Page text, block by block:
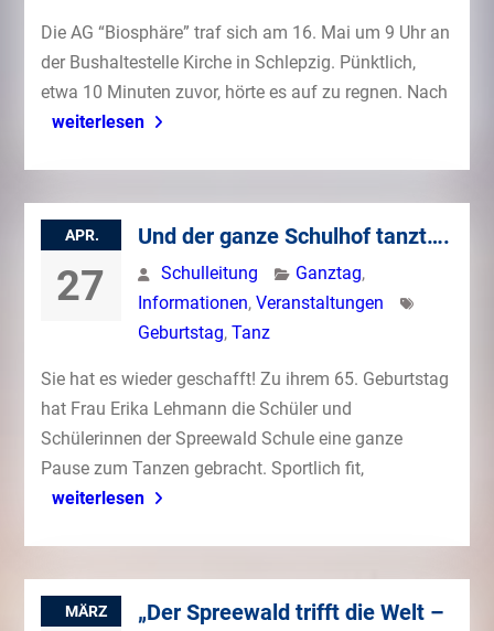
Die AG “Biosphäre” traf sich am 16. Mai um 9 Uhr an
der Bushaltestelle Kirche in Schlepzig. Pünktlich,
etwa 10 Minuten zuvor, hörte es auf zu regnen. Nach
weiterlesen
APR.
27
Und der ganze Schulhof tanzt….
Schulleitung Ganztag,
Informationen, Veranstaltungen
Geburtstag, Tanz
Sie hat es wieder geschafft! Zu ihrem 65. Geburtstag
hat Frau Erika Lehmann die Schüler und
Schülerinnen der Spreewald Schule eine ganze
Pause zum Tanzen gebracht. Sportlich fit,
weiterlesen
MÄRZ
„Der Spreewald trifft die Welt –